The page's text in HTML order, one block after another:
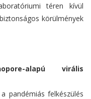
téren kívül
körülmények
alapú virális
pandémiás felkészülés